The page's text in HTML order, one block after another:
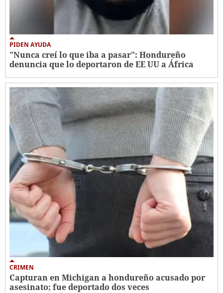
PIDEN AYUDA
"Nunca creí lo que iba a pasar": Hondureño
denuncia que lo deportaron de EE UU a África
CRIMEN
Capturan en Michigan a hondureño acusado por
asesinato; fue deportado dos veces